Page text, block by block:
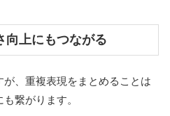
向上にもつながる
、重複表現をまとめることは
繋がります。